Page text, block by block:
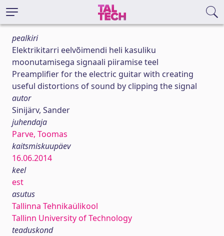
pealkiri
Elektrikitarri eelvõimendi heli kasuliku
moonutamisega signaali piiramise teel
Preamplifier for the electric guitar with creating
useful distortions of sound by clipping the signal
autor
Sinijärv, Sander
juhendaja
Parve, Toomas
kaitsmiskuupäev
16.06.2014
keel
est
asutus
Tallinna Tehnikaülikool
Tallinn University of Technology
teaduskond